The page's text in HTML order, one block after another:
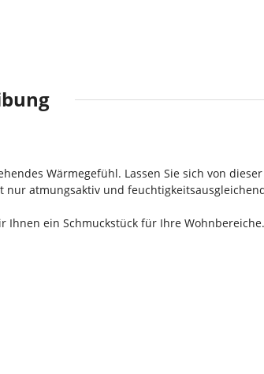
Wärmegefühl. Lassen Sie sich von
atmungsaktiv und
ein Schmuckstück für Ihre